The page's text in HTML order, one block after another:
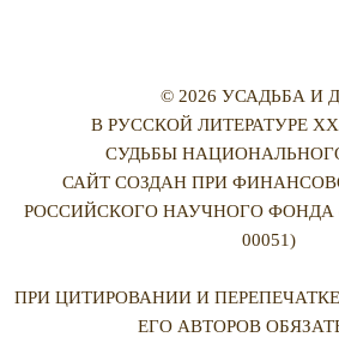
© 2026 УСАДЬБА И
В РУССКОЙ ЛИТЕРАТУРЕ
СУДЬБЫ
САЙТ СОЗДАН ПРИ
РОССИЙСКОГО НАУЧНОГО ФОНДА
00051)
ПРИ ЦИТИРОВАНИИ И
ЕГО АВТОРОВ